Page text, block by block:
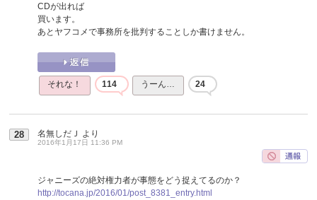
CDが出れば
買います。
あとヤフコメで事務所を批判することしか書けません。
それな！ 114 うーん… 24
28 名無しだＪ より
2016年1月17日 11:36 PM
ジャニーズの絶対権力者が事態をどう捉えてるのか？
http://tocana.jp/2016/01/post_8381_entry.html